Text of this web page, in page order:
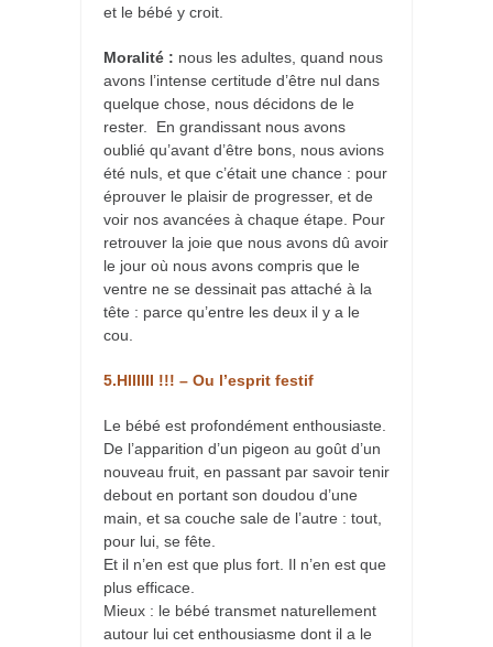
et le bébé y croit.
Moralité : nous les adultes, quand nous
avons l’intense certitude d’être nul dans
quelque chose, nous décidons de le
rester. En grandissant nous avons
oublié qu’avant d’être bons, nous avions
été nuls, et que c’était une chance : pour
éprouver le plaisir de progresser, et de
voir nos avancées à chaque étape. Pour
retrouver la joie que nous avons dû avoir
le jour où nous avons compris que le
ventre ne se dessinait pas attaché à la
tête : parce qu’entre les deux il y a le
cou.
5.HIIIIII !!! – Ou l’esprit festif
Le bébé est profondément enthousiaste.
De l’apparition d’un pigeon au goût d’un
nouveau fruit, en passant par savoir tenir
debout en portant son doudou d’une
main, et sa couche sale de l’autre : tout,
pour lui, se fête.
Et il n’en est que plus fort. Il n’en est que
plus efficace.
Mieux : le bébé transmet naturellement
autour lui cet enthousiasme dont il a le